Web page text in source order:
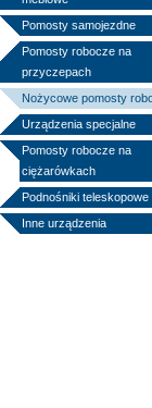
Pomosty samojezdne
Pomosty robocze na
przyczepach
Nożycowe pomosty
Urządzenia specjalne
Pomosty robocze na
ciężarówkach
Podnośniki teleskopowe
Inne urządzenia